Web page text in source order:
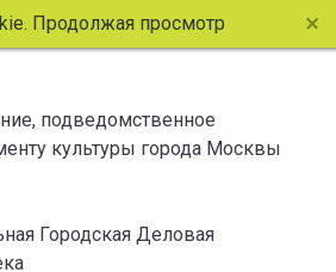
Продолжая просмотр страниц
подведомственное
культуры города Москвы
Городская Деловая